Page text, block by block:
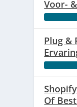
Voor-
Plug &
Of